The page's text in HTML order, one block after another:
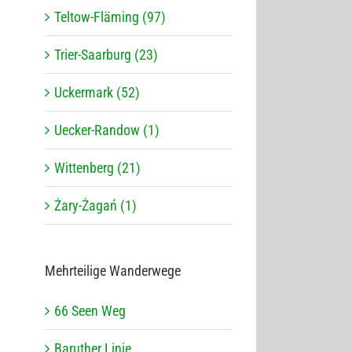
Teltow-Fläming (97)
Trier-Saarburg (23)
Uckermark (52)
Uecker-Randow (1)
Wittenberg (21)
Żary-Żagań (1)
Mehr­tei­lige Wanderwege
66 Seen Weg
Baru­ther Linie